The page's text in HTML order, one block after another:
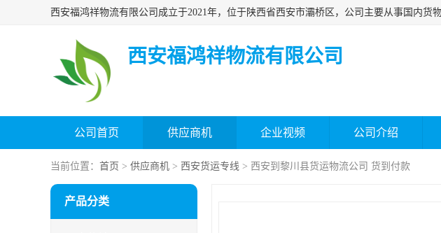
西安福鸿祥物流有限公司
公司首页 供应商机 企业视频 公司介绍
当前位置： 首页 > 供应商机 > 西安货运专线 > 西安到黎川县货运物流公司 货到付款
产品分类